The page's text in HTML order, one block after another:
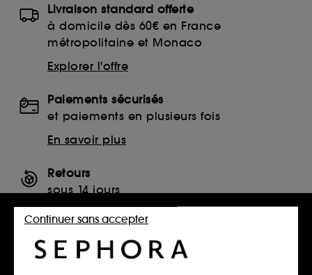
Livraison standard offerte
à domicile dès 60€ en France
métropolitaine et Monaco
Explorer l'offre
Paiements sécurisés
et paiements en plusieurs fois
En savoir plus
Retours
sous 14 jours
Retourner mon article
SERVICES, CONTACT ET CONDITIONS DES OFFRES
Continuer sans accepter